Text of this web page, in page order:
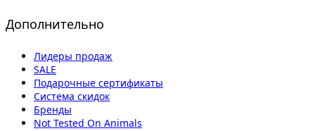
Дополнительно
Лидеры продаж
SALE
Подарочные сертификаты
Система скидок
Бренды
Not Tested On Animals